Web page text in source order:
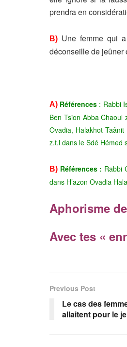
prendra en
B) Une femme qui
déconseille de jeûner
A) Références : Rabbi
Ben Tsion Abba
Ovadia, Halakhot
z.t.l dans le Sdé Hémed
B) Références : Rabbi
dans H’azon Ovadia
Aphorisme
Avec tes «
Previous Post
Le cas des
allaitent pour le